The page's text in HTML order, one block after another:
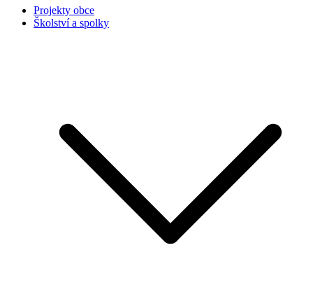
Projekty obce
Školství a spolky